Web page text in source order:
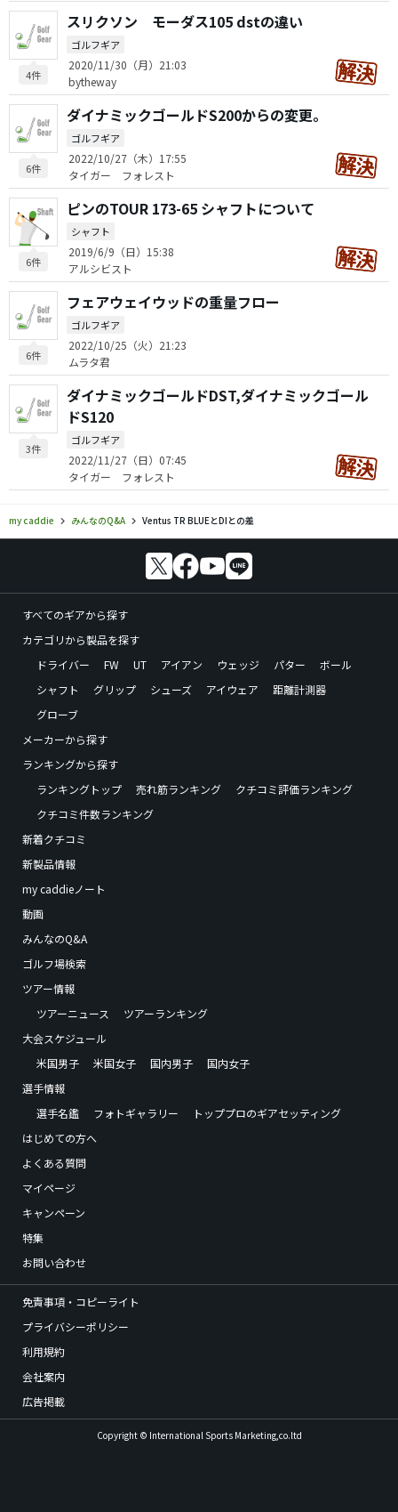
4件
スリクソン モーダス105 dstの違い
ゴルフギア
2020/11/30（月）21:03
bytheway
6件
ダイナミックゴールドS200からの変更。
ゴルフギア
2022/10/27（木）17:55
タイガー フォレスト
6件
ピンのTOUR 173-65 シャフトについて
シャフト
2019/6/9（日）15:38
アルシビスト
6件
フェアウェイウッドの重量フロー
ゴルフギア
2022/10/25（火）21:23
ムラタ君
3件
ダイナミックゴールドDST,ダイナミックゴール
ドS120
ゴルフギア
2022/11/27（日）07:45
タイガー フォレスト
my caddie みんなのQ&A Ventus TR BLUEとDIとの差
すべてのギアから探す
カテゴリから製品を探す
ドライバー
FW UT アイアン ウェッジ パター
ボール
シャフト
グリップ シューズ アイウェア
距離計測器
グローブ
メーカーから探す
ランキングから探す
ランキングトップ
売れ筋ランキング
クチコミ評価ランキング
クチコミ件数ランキング
新着クチコミ
新製品情報
my caddieノート
動画
みんなのQ&A
ゴルフ場検索
ツアー情報
ツアーニュース
ツアーランキング
大会スケジュール
米国男子
米国女子 国内男子
国内女子
選手情報
選手名鑑
フォトギャラリー
トッププロのギアセッティング
はじめての方へ
よくある質問
マイページ
キャンペーン
特集
お問い合わせ
免責事項・コピーライト
プライバシーポリシー
利用規約
会社案内
広告掲載
Copyright © International Sports Marketing,co.ltd